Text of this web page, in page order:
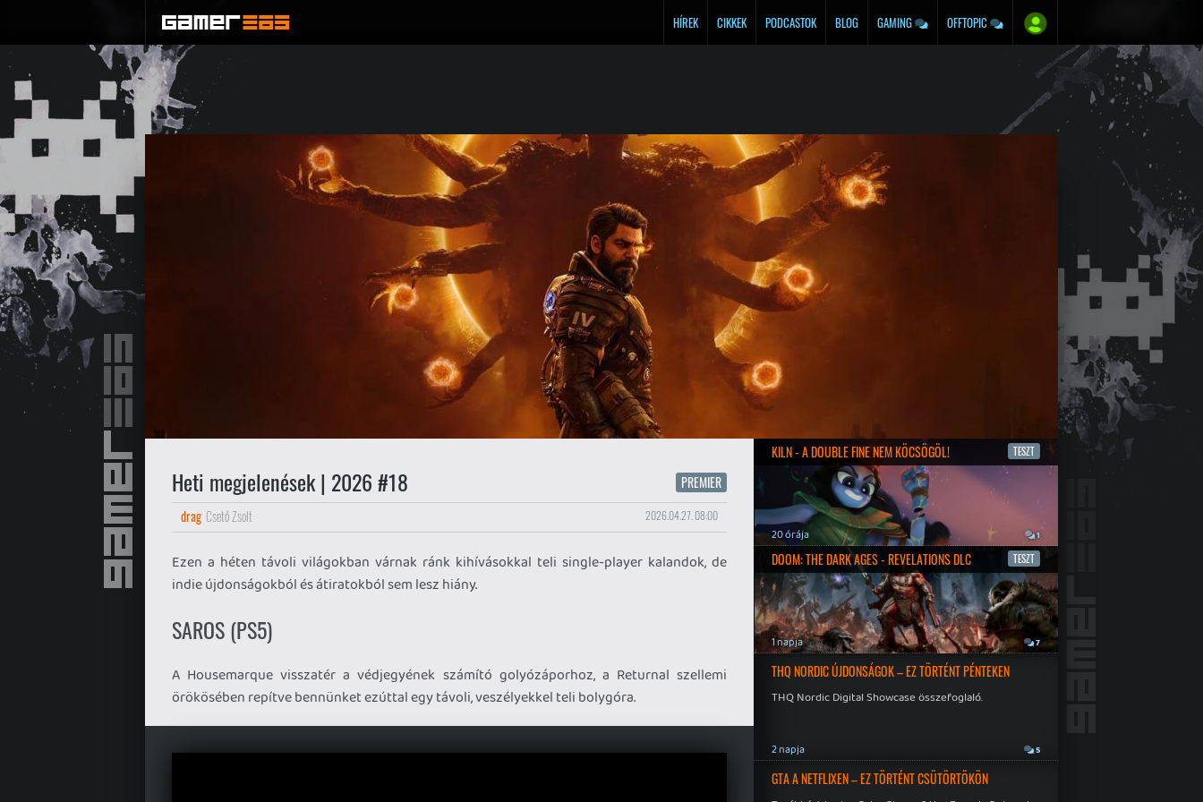
HÍREK CIKKEK PODCASTOK BLOG GAMING OFFTOPIC
Heti megjelenések | 2026 #18
PREMIER
drag Csető Zsolt 2026.04.27. 08:00
Ezen a héten távoli világokban várnak ránk kihívásokkal teli single-player kalandok, de
indie újdonságokból és átiratokból sem lesz hiány.
SAROS (PS5)
A Housemarque visszatér a védjegyének számító golyózáporhoz, a Returnal szellemi
örökösében repítve bennünket ezúttal egy távoli, veszélyekkel teli bolygóra.
KILN - A DOUBLE FINE NEM KÖCSÖGÖL! TESZT
20 órája 1
DOOM: THE DARK AGES - REVELATIONS DLC TESZT
1 napja 7
THQ NORDIC ÚJDONSÁGOK – EZ TÖRTÉNT PÉNTEKEN
THQ Nordic Digital Showcase összefoglaló.
2 napja 5
GTA A NETFLIXEN – EZ TÖRTÉNT CSÜTÖRTÖKÖN